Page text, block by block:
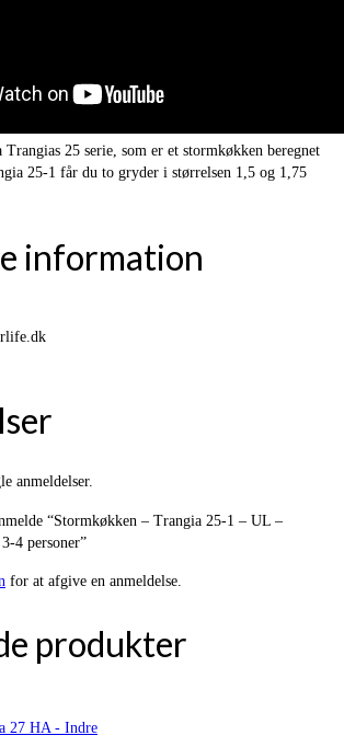
25 serie, som er et stormkøkken beregnet
25-1 får du to gryder i størrelsen 1,5 og 1,75
information
anmeldelser.
“Stormkøkken – Trangia 25-1 – UL –
4 personer”
for at afgive en anmeldelse.
produkter